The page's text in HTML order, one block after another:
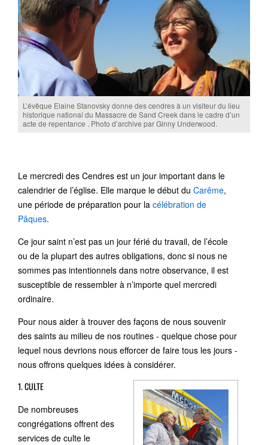
L’évêque Elaine Stanovsky donne des cendres à un visiteur du lieu
historique national du Massacre de Sand Creek dans le cadre d’un
acte de repentance . Photo d’archive par Ginny Underwood.
Le mercredi des Cendres est un jour important dans le
calendrier de l’église. Elle marque le début du Carême,
une période de préparation pour la célébration de
Pâques.
Ce jour saint n’est pas un jour férié du travail, de l’école
ou de la plupart des autres obligations, donc si nous ne
sommes pas intentionnels dans notre observance, il est
susceptible de ressembler à n’importe quel mercredi
ordinaire.
Pour nous aider à trouver des façons de nous souvenir
des saints au milieu de nos routines - quelque chose pour
lequel nous devrions nous efforcer de faire tous les jours -
nous offrons quelques idées à considérer.
1. CULTE
De nombreuses
congrégations offrent des
services de culte le